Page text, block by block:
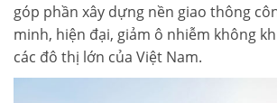
TIMES CITY
PARK HILL
góp phần xây dựng nền giao thông
minh, hiện đại, giảm ô nhiễm không
các đô thị lớn của Việt Nam.